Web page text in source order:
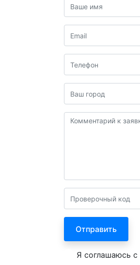
Я соглашаюсь с